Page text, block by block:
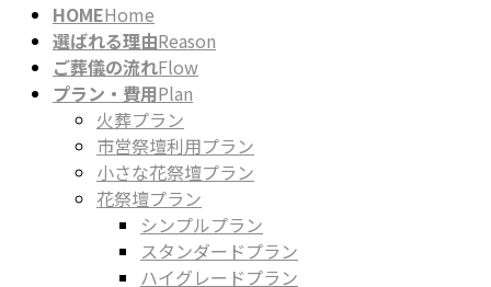
HOMEHome
選ばれる理由Reason
ご葬儀の流れFlow
プラン・費用Plan
火葬プラン
市営祭壇利用プラン
小さな花祭壇プラン
花祭壇プラン
シンプルプラン
スタンダードプラン
ハイグレードプラン